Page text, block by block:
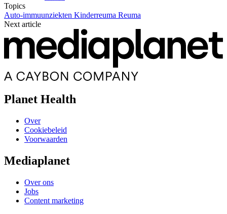
Topics
Auto-immuunziekten Kinderreuma Reuma
Next article
Planet Health
Over
Cookiebeleid
Voorwaarden
Mediaplanet
Over ons
Jobs
Content marketing